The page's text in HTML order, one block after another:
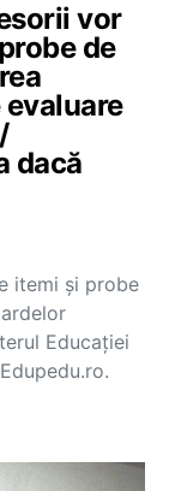
vor
de
dacă
itemi și probe
Educației